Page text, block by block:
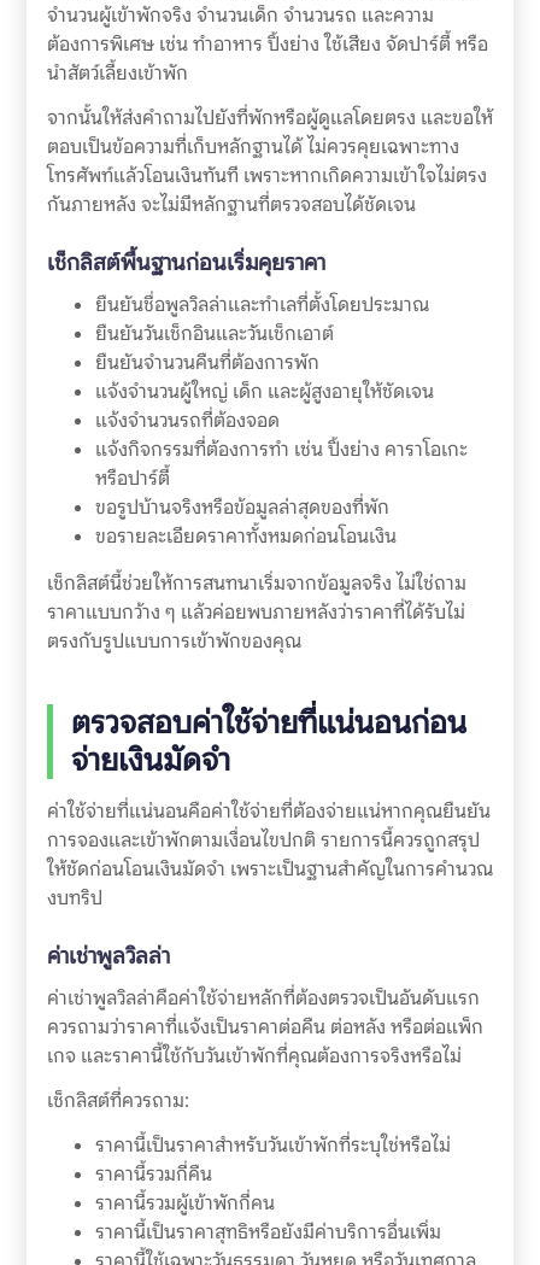
จำนวนผู้เข้าพักจริง จำนวนเด็ก จำนวนรถ และความ
ต้องการพิเศษ เช่น ทำอาหาร ปิ้งย่าง ใช้เสียง จัดปาร์ตี้ หรือ
นำสัตว์เลี้ยงเข้าพัก
จากนั้นให้ส่งคำถามไปยังที่พักหรือผู้ดูแลโดยตรง และขอให้
ตอบเป็นข้อความที่เก็บหลักฐานได้ ไม่ควรคุยเฉพาะทาง
โทรศัพท์แล้วโอนเงินทันที เพราะหากเกิดความเข้าใจไม่ตรง
กันภายหลัง จะไม่มีหลักฐานที่ตรวจสอบได้ชัดเจน
เช็กลิสต์พื้นฐานก่อนเริ่มคุยราคา
ยืนยันชื่อพูลวิลล่าและทำเลที่ตั้งโดยประมาณ
ยืนยันวันเช็กอินและวันเช็กเอาต์
ยืนยันจำนวนคืนที่ต้องการพัก
แจ้งจำนวนผู้ใหญ่ เด็ก และผู้สูงอายุให้ชัดเจน
แจ้งจำนวนรถที่ต้องจอด
แจ้งกิจกรรมที่ต้องการทำ เช่น ปิ้งย่าง คาราโอเกะ
หรือปาร์ตี้
ขอรูปบ้านจริงหรือข้อมูลล่าสุดของที่พัก
ขอรายละเอียดราคาทั้งหมดก่อนโอนเงิน
เช็กลิสต์นี้ช่วยให้การสนทนาเริ่มจากข้อมูลจริง ไม่ใช่ถาม
ราคาแบบกว้าง ๆ แล้วค่อยพบภายหลังว่าราคาที่ได้รับไม่
ตรงกับรูปแบบการเข้าพักของคุณ
ตรวจสอบค่าใช้จ่ายที่แน่นอนก่อน
จ่ายเงินมัดจำ
ค่าใช้จ่ายที่แน่นอนคือค่าใช้จ่ายที่ต้องจ่ายแน่หากคุณยืนยัน
การจองและเข้าพักตามเงื่อนไขปกติ รายการนี้ควรถูกสรุป
ให้ชัดก่อนโอนเงินมัดจำ เพราะเป็นฐานสำคัญในการคำนวณ
งบทริป
ค่าเช่าพูลวิลล่า
ค่าเช่าพูลวิลล่าคือค่าใช้จ่ายหลักที่ต้องตรวจเป็นอันดับแรก
ควรถามว่าราคาที่แจ้งเป็นราคาต่อคืน ต่อหลัง หรือต่อแพ็ก
เกจ และราคานี้ใช้กับวันเข้าพักที่คุณต้องการจริงหรือไม่
เช็กลิสต์ที่ควรถาม:
ราคานี้เป็นราคาสำหรับวันเข้าพักที่ระบุใช่หรือไม่
ราคานี้รวมกี่คืน
ราคานี้รวมผู้เข้าพักกี่คน
ราคานี้เป็นราคาสุทธิหรือยังมีค่าบริการอื่นเพิ่ม